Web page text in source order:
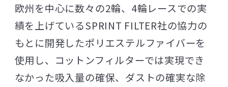
欧州を中心に数々の2輪、4輪レースでの実
績を上げているSPRINT FILTER社の協力の
もとに開発したポリエステルファイバーを
使用し、コットンフィルターでは実現でき
なかった吸入量の確保、ダストの確実な除